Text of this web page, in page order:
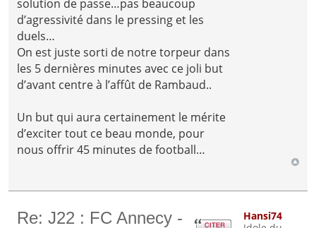
solution de passe…pas beaucoup
d’agressivité dans le pressing et les
duels…
On est juste sorti de notre torpeur dans
les 5 dernières minutes avec ce joli but
d’avant centre à l’affût de Rambaud..
Un but qui aura certainement le mérite
d’exciter tout ce beau monde, pour
nous offrir 45 minutes de football…
Re: J22 : FC Annecy -
Hansi74